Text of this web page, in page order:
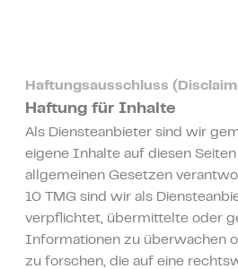
Haftungsausschluss
Haftung für Inhalte
Als Diensteanbieter sind wir
eigene Inhalte auf diesen
allgemeinen Gesetzen
10 TMG sind wir als
verpflichtet, übermittelte oder
Informationen zu überwachen
zu forschen, die auf eine